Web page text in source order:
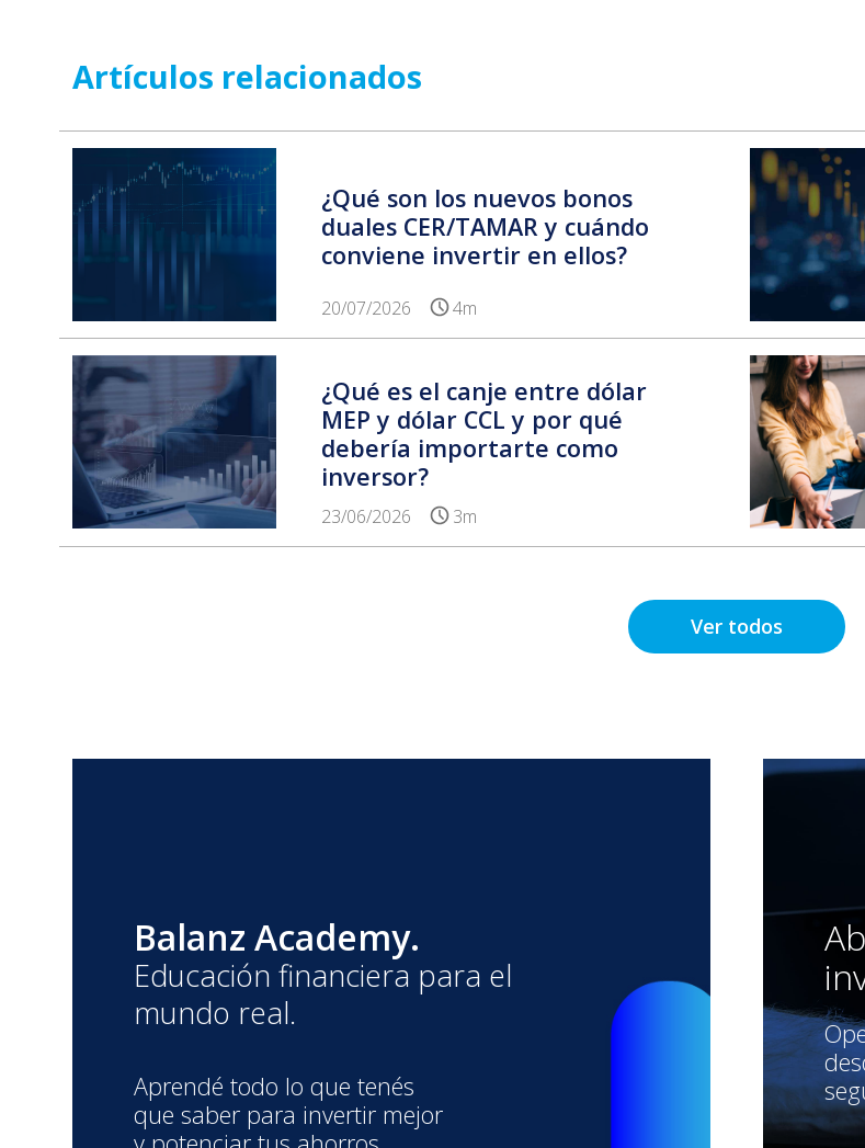
Artículos relacionados
¿Qué son los nuevos bonos
duales CER/TAMAR y cuándo
conviene invertir en ellos?
20/07/2026 4m
¿Qué es el canje entre dólar
MEP y dólar CCL y por qué
debería importarte como
inversor?
23/06/2026 3m
Ver todos
Balanz Academy.
Educación financiera para el
mundo real.
Aprendé todo lo que tenés
que saber para invertir mejor